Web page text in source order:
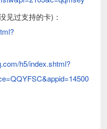
见过支持的卡)：
h5/index.shtml?